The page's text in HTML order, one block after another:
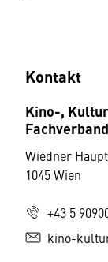
Kontakt
Kino-,
Fachverband
Wiedner
1045 Wien
+43 5
kino-